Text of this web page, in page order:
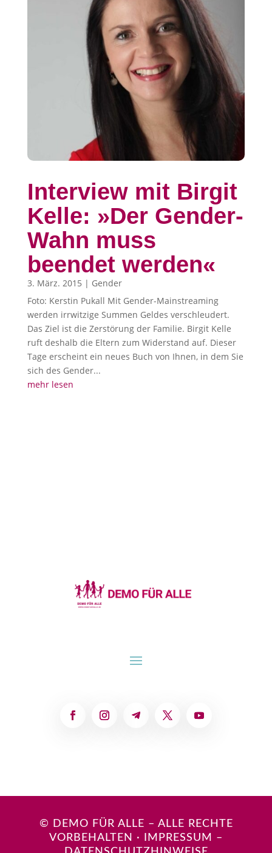
Interview mit Birgit
Kelle: »Der Gender-
Wahn muss
beendet werden«
3. März. 2015 | Gender
Foto: Kerstin Pukall Mit Gender-Mainstreaming
werden irrwitzige Summen Geldes verschleudert.
Das Ziel ist die Zerstörung der Familie. Birgit Kelle
ruft deshalb die Eltern zum Widerstand auf. Dieser
Tage erscheint ein neues Buch von Ihnen, in dem Sie
sich des Gender...
mehr lesen
© DEMO FÜR ALLE – ALLE RECHTE
VORBEHALTEN · IMPRESSUM
–